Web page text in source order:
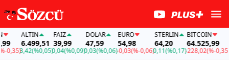
ALTIN
6.499,51
3,42(%0,05)
FAİZ
39,99
0,04(%0,09)
DOLAR
47,59
0,03(%0,06)
EURO
54,98
-0,03(%-0,06)
STERLIN
64,20
0,11(%0,17)
BITCOIN
64.525,99
-228,02(%-0,35)